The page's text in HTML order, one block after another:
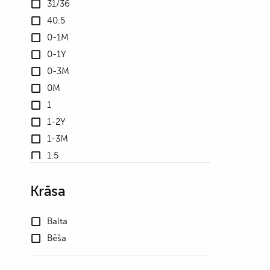
31/36
40.5
0-1M
0-1Y
0-3M
0M
1
1-2Y
1-3M
1.5
10.5
102
105
106
Krāsa
Balta
Bēša